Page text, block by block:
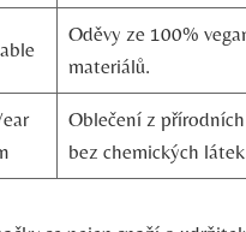
Oděvy ze 100%
materiálů.
Oblečení z
bez chemických